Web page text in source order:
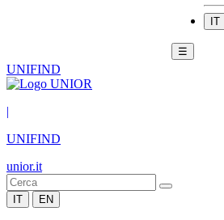
IT
☰
UNIFIND
|
UNIFIND
unior.it
IT EN